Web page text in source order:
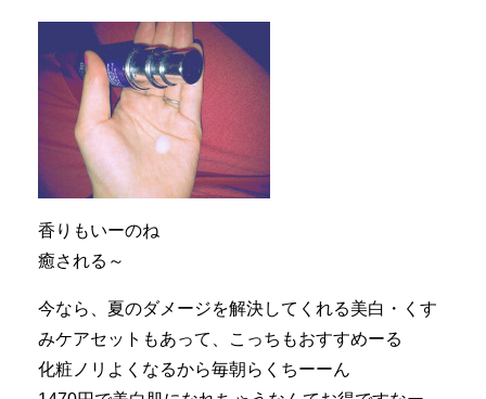
香りもいーのね
癒される～
今なら、夏のダメージを解決してくれる美白・くす
みケアセットもあって、こっちもおすすめーる
化粧ノリよくなるから毎朝らくちーーん